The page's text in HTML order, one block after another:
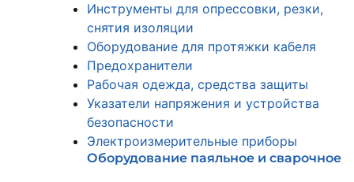
Инструменты для опрессовки, резки,
снятия изоляции
Оборудование для протяжки кабеля
Предохранители
Рабочая одежда, средства защиты
Указатели напряжения и устройства
безопасности
Электроизмерительные приборы
Оборудование паяльное и сварочное